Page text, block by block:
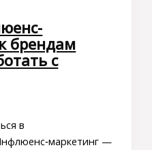
брендам
с
в
—